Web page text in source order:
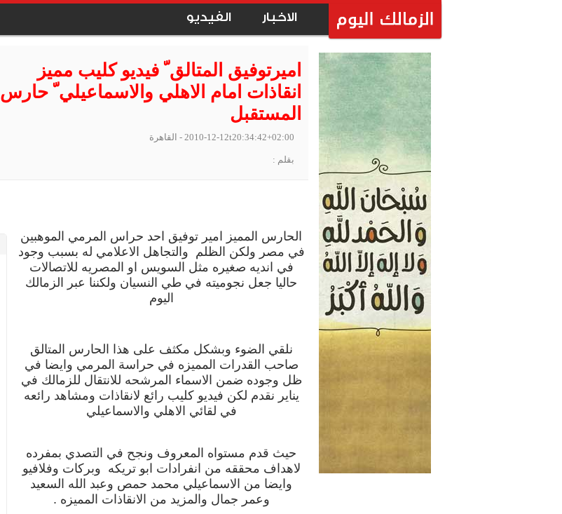
الاخبار الفيديو
اميرتوفيق المتالق ّ فيديو كليب مميز
انقاذات امام الاهلي والاسماعيلي ّ حارس
المستقبل
2010-12-12t20:34:42+02:00 - القاهرة
بقلم :
الحارس المميز امير توفيق احد حراس المرمي الموهبين
في مصر ولكن الظلم والتجاهل الاعلامي له بسبب وجود
في انديه صغيره مثل السويس او المصريه للاتصالات
حاليا جعل نجوميته في طي النسيان ولكننا عبر الزمالك
اليوم
نلقي الضوء وبشكل مكثف على هذا الحارس المتالق
صاحب القدرات المميزه في حراسة المرمي وايضا في
ظل وجوده ضمن الاسماء المرشحه للانتقال للزمالك في
يناير نقدم لكن فيديو كليب رائع لانقاذات ومشاهد رائعه
في لقائي الاهلي والاسماعيلي
حيث قدم مستواه المعروف ونجح في التصدي بمفرده
لاهداف محققه من انفرادات ابو تريكه وبركات وفلافيو
وايضا من الاسماعيلي محمد حمص وعبد الله السعيد
وعمر جمال والمزيد من الانقاذات المميزه .